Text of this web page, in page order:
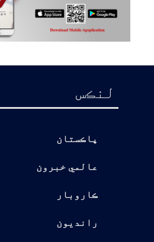
لنڪس
پاڪستان
عالمي خبرون
ڪاروبار
رانديون